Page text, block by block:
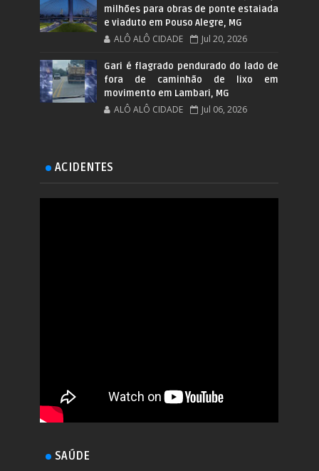
milhões para obras de ponte estaiada
e viaduto em Pouso Alegre, MG
ALÔ ALÔ CIDADE Jul 20, 2026
Gari é flagrado pendurado do lado de
fora de caminhão de lixo em
movimento em Lambari, MG
ALÔ ALÔ CIDADE Jul 06, 2026
ACIDENTES
SAÚDE